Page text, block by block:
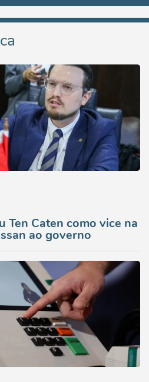
Ten Caten como vice na
ao governo